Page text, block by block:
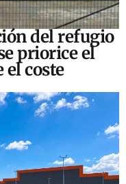
del refugio
priorice el
coste